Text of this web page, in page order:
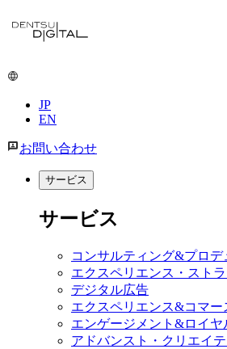
JP
EN
お問い合わせ
サービス
サービス
コンサルティング&プロデ
エクスペリエンス・スト
デジタル広告
エクスペリエンス&コマー
エンゲージメント&ロイヤ
アドバンスト・クリエイ